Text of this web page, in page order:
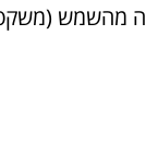
מהשמש